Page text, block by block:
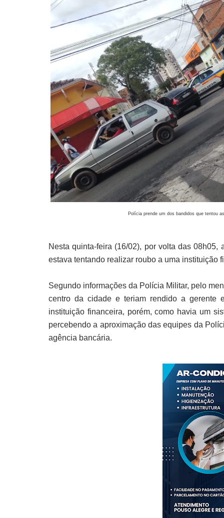
Polícia prende um dos bandidos que tentou
Nesta quinta-feira (16/02), por volta das
estava tentando realizar roubo a uma instituição
Segundo informações da Polícia Militar, pelo
centro da cidade e teriam rendido a gerente
instituição financeira, porém, como havia um
percebendo a aproximação das equipes da
agência bancária.